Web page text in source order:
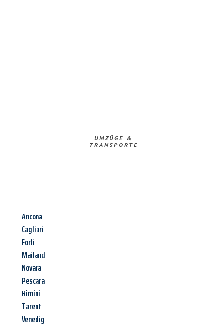
UMZÜGE &
TRANSPORTE
Ancona
Cagliari
Forli
Mailand
Novara
Pescara
Rimini
Tarent
Venedig